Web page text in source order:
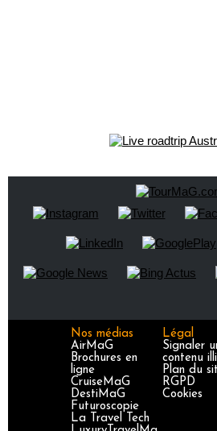
Nos médias
AirMaG
Brochures en
ligne
CruiseMaG
DestiMaG
Futuroscopie
La Travel Tech
Légal
Signaler
contenu
Plan du
RGPD
Cookies